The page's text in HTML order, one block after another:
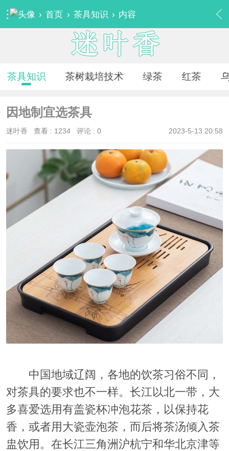
› 首页 › 茶具知识 › 内容
茶具知识 茶树栽培技术 绿茶 红茶
因地制宜选茶具
2023-5-13 20:58
迷叶香 查看 : 1234评论 : 0
中国地域辽阔，各地的饮茶习俗不同，
对茶具的要求也不一样。长江以北一带，大
多喜爱选用有盖瓷杯冲泡花茶，以保持花
香，或者用大瓷壶泡茶，而后将茶汤倾入茶
盅饮用。在长江三角洲沪杭宁和华北京津等